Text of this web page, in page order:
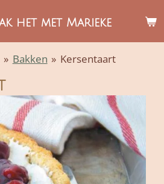
het met Marieke
» Bakken » Kersentaart